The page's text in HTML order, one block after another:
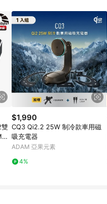
$1,990
CQ3 Qi2.2 25W 制冷款車用磁
吸充電器
ADAM 亞果元素
4%